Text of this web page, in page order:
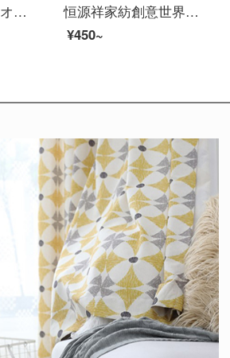
コットンのバスタオル純綿のバスタオルに厚いお風呂タオルの全綿バスタオルが柔らかでふわふわしています。
恒源祥家紡創意世界家庭用純綿刺繍タオル柔軟吸水綿バスタオル大人男女通用創意世界バスタオル2092-ブラウン70 cm×140 cm（一本入り）
¥450~